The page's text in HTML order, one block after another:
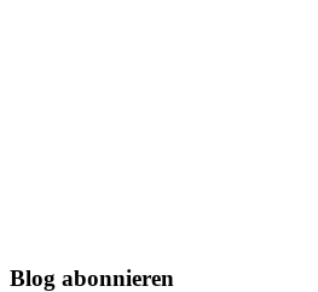
Blog abonnieren